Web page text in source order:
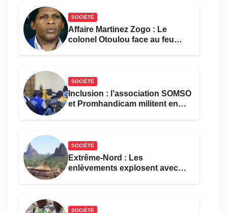
SOCIÉTÉ
Affaire Martinez Zogo : Le
colonel Otoulou face au feu
SOCIÉTÉ
Inclusion : l’association SOMSO
et Promhandicam militent en
SOCIÉTÉ
Extrême-Nord : Les
enlèvements explosent avec
SOCIÉTÉ